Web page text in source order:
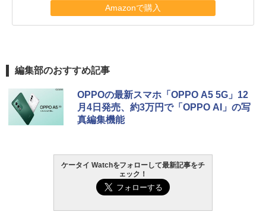
Amazonで購入
編集部のおすすめ記事
OPPOの最新スマホ「OPPO A5 5G」12
月4日発売、約3万円で「OPPO AI」の写
真編集機能
ケータイ Watchをフォローして最新記事をチ
ェック！